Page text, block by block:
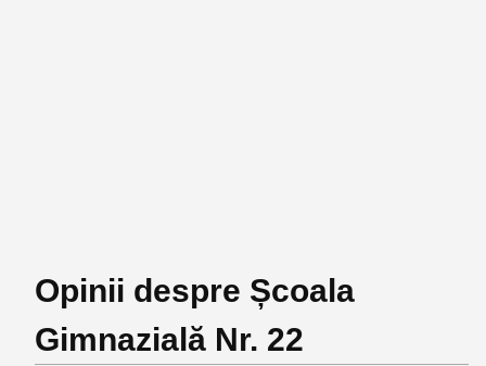
Opinii despre Școala
Gimnazială Nr. 22